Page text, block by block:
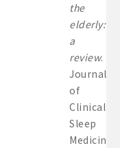
the
elderly:
a
review.
Journal
of
Clinical
Sleep
Medicine,